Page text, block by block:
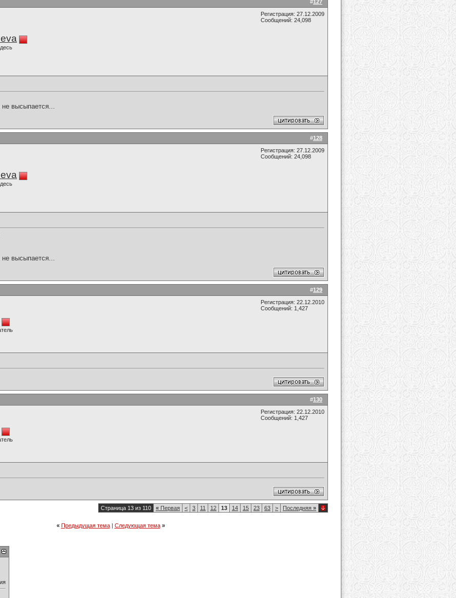
#127
Регистрация: 27.12.2009
Сообщений: 24,098
не высыпается...
#128
Регистрация: 27.12.2009
Сообщений: 24,098
не высыпается...
#129
Регистрация: 22.12.2010
Сообщений: 1,427
#130
Регистрация: 22.12.2010
Сообщений: 1,427
Страница 13 из 110 « Первая < 3 11 12 13 14 15 23 63 > Последняя »
« Предыдущая тема| Следующая тема »